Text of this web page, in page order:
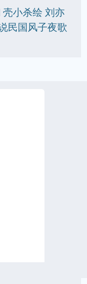
壳小杀绘 刘亦
民国风子夜歌